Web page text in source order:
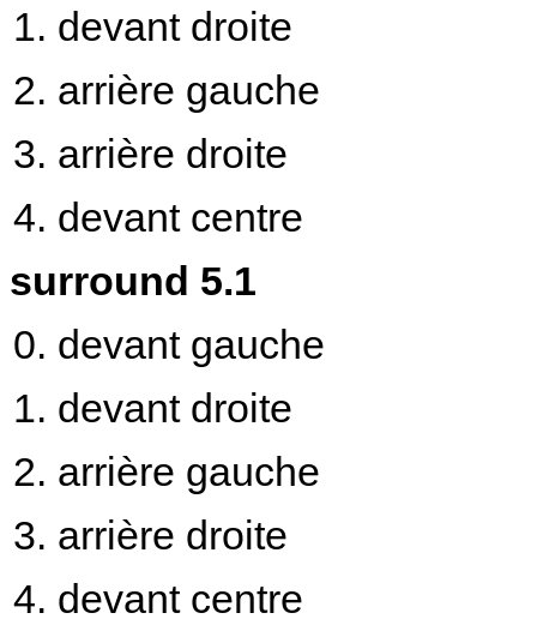
devant droite
arrière gauche
arrière droite
devant centre
surround 5.1
devant gauche
devant droite
arrière gauche
arrière droite
devant centre